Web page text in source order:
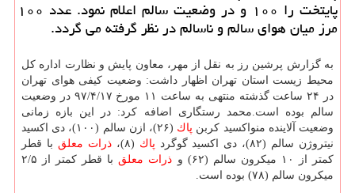
پایتخت را ۱۰۰ و در وضعیت سالم اعلام نمود. عدد ۱۰۰
مرز میان هوای سالم و ناسالم در نظر گرفته می گردد.
به گزارش پرشین رز به نقل از مهر، معاون پایش و نظارت اداره كل
محیط زیست استان تهران اظهار داشت: وضعیت كیفی هوای تهران
در ۲۴ ساعت گذشته منتهی به ساعت ۱۱ مورخ ۹۷/۴/۱۷ در وضعیت
سالم بوده است.محمد رستگاری اضافه كرد: در این بازه زمانی
وضعیت آلاینده منواكسید كربن پاك
(۲۶)، ازن سالم (۱۰۰)، دی اكسید
نیتروژن سالم (۸۲)، دی اكسید گوگرد
پاك (۸)، ذرات معلق با قطر
كمتر از ۱۰ میكرون سالم (۶۲) و
ذرات معلق
با قطر كمتر از ۲/۵
میكرون سالم (۷۸) بوده است.